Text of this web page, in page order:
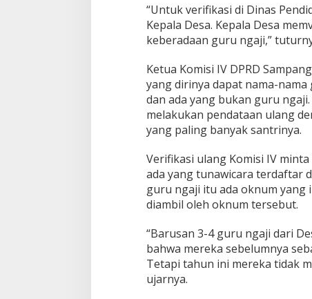
“Untuk verifikasi di Dinas
Kepala Desa. Kepala Desa
keberadaan guru ngaji,”
Ketua Komisi IV DPRD
yang dirinya dapat nama-
dan ada yang bukan guru
melakukan pendataan ulang
yang paling banyak santrinya.
Verifikasi ulang Komisi IV
ada yang tunawicara terdaftar
guru ngaji itu ada oknum yang
diambil oleh oknum tersebut.
“Barusan 3-4 guru ngaji dari
bahwa mereka sebelumnya
Tetapi tahun ini mereka tidak
ujarnya.